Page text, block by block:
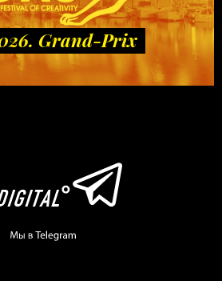
Grand-Prix